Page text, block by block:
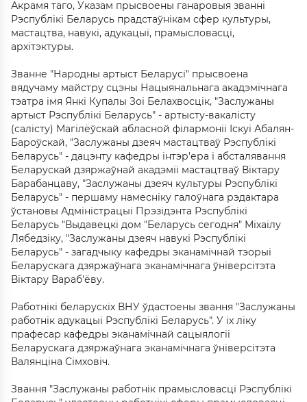
Акрамя таго, Указам прысвоены ганаровыя званні
Рэспублікі Беларусь прадстаўнікам сфер культуры,
мастацтва, навукі, адукацыі, прамысловасці,
архітэктуры.
Званне "Народны артыст Беларусі" прысвоена
вядучаму майстру сцэны Нацыянальнага акадэмічнага
тэатра імя Янкі Купалы Зоі Белахвосцік, "Заслужаны
артыст Рэспублікі Беларусь" - артысту-вакалісту
(салісту) Магілёўскай абласной філармоніі Іскуі Абалян-
Бароўскай, "Заслужаны дзеяч мастацтваў Рэспублікі
Беларусь" - дацэнту кафедры інтэр'ера і абсталявання
Беларускай дзяржаўнай акадэміі мастацтваў Віктару
Барабанцаву, "Заслужаны дзеяч культуры Рэспублікі
Беларусь" - першаму намесніку галоўнага рэдактара
ўстановы Адміністрацыі Прэзідэнта Рэспублікі
Беларусь "Выдавецкі дом "Беларусь сегодня" Міхаілу
Лябедзіку, "Заслужаны дзеяч навукі Рэспублікі
Беларусь" - загадчыку кафедры эканамічнай тэорыі
Беларускага дзяржаўнага эканамічнага ўніверсітэта
Віктару Вараб'ёву.
Работнікі беларускіх ВНУ ўдастоены звання "Заслужаны
работнік адукацыі Рэспублікі Беларусь". У іх ліку
прафесар кафедры эканамічнай сацыялогіі
Беларускага дзяржаўнага эканамічнага ўніверсітэта
Валянціна Сімховіч.
Звання "Заслужаны работнік прамысловасці Рэспублікі